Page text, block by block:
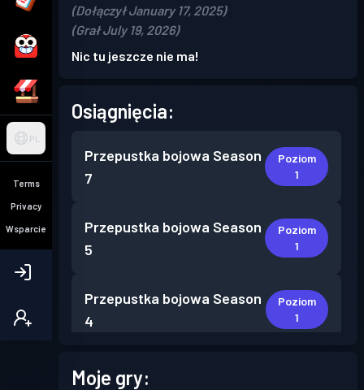
PL
Terms
Privacy
Wsparcie
(Dołączył January 17, 2025)
(Grał July 19, 2026)
Nic tu jeszcze nie ma!
Osiągnięcia:
Przepustka bojowa Season
7
Poziom
1
Przepustka bojowa Season
5
Poziom
1
Przepustka bojowa Season
4
Poziom
1
Przepustka bojowa
Moje gry: